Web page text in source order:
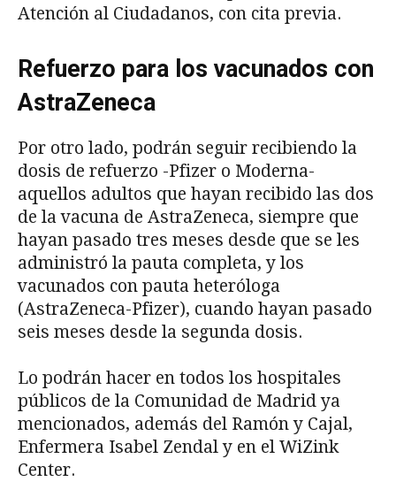
Atención al Ciudadanos, con cita previa.
Refuerzo para los vacunados con
AstraZeneca
Por otro lado, podrán seguir recibiendo la
dosis de refuerzo -Pfizer o Moderna-
aquellos adultos que hayan recibido las dos
de la vacuna de AstraZeneca, siempre que
hayan pasado tres meses desde que se les
administró la pauta completa, y los
vacunados con pauta heteróloga
(AstraZeneca-Pfizer), cuando hayan pasado
seis meses desde la segunda dosis.
Lo podrán hacer en todos los hospitales
públicos de la Comunidad de Madrid ya
mencionados, además del Ramón y Cajal,
Enfermera Isabel Zendal y en el WiZink
Center.